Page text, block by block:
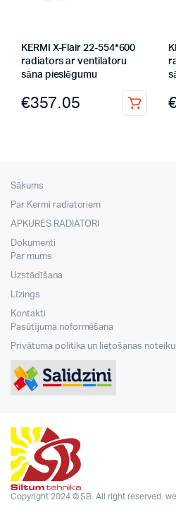
KERMI X-Flair 22-554*600
radiators ar ventilatoru
sāna pieslēgumu
€357.05
Sākums
Par Kermi radiatoriem
APKURES RADIATORI
Dokumenti
Par mums
Uzstādīšana
Līzings
Kontakti
Pasūtījuma noformēšana
Privātuma politika un lietošanas
Copyright 2024 © SB. All right reserved.